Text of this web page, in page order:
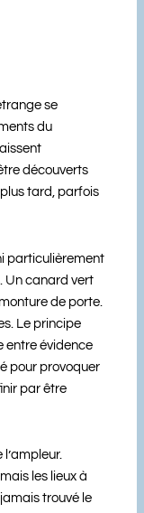
se
du
découverts
tard, parfois
particulièrement
Un canard vert
de porte.
Le principe
entre évidence
pour provoquer
par être
les lieux à
trouvé le